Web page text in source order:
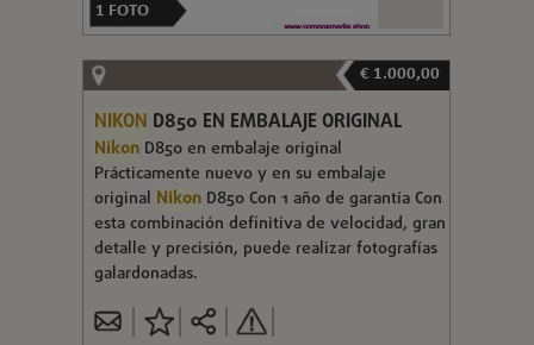
1 FOTO
€ 1.000,00
NIKON D850 EN EMBALAJE ORIGINAL
NikonD850 en embalaje original
Prácticamente nuevo y en su embalaje
original NikonD850 Con 1 año de garantía Con
esta combinación definitiva de velocidad, gran
detalle y precisión, puede realizar fotografías
galardonadas.